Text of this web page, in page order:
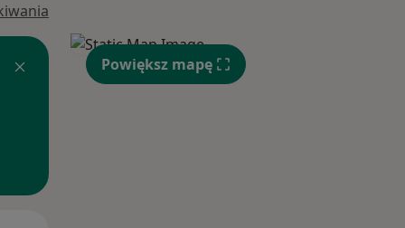
Powiększ mapę